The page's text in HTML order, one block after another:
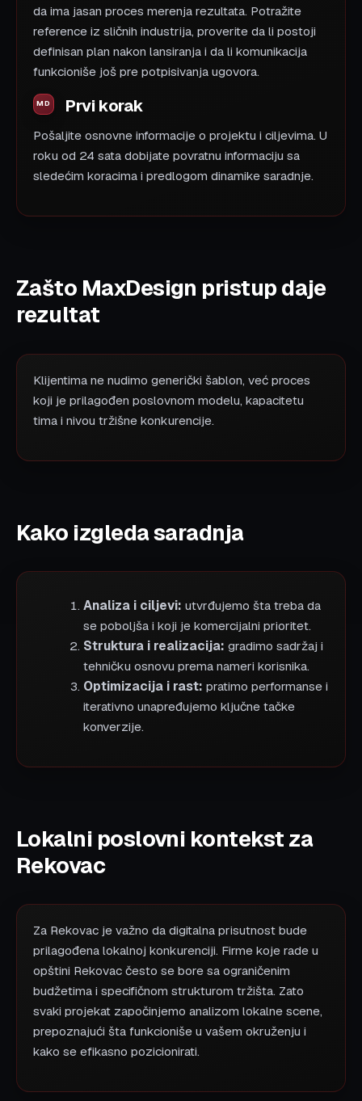
da ima jasan proces merenja rezultata. Potražite
reference iz sličnih industrija, proverite da li postoji
definisan plan nakon lansiranja i da li komunikacija
funkcioniše još pre potpisivanja ugovora.
Prvi korak
Pošaljite osnovne informacije o projektu i ciljevima. U
roku od 24 sata dobijate povratnu informaciju sa
sledećim koracima i predlogom dinamike saradnje.
Zašto MaxDesign pristup daje
rezultat
Klijentima ne nudimo generički šablon, već proces
koji je prilagođen poslovnom modelu, kapacitetu
tima i nivou tržišne konkurencije.
Kako izgleda saradnja
Analiza i ciljevi: utvrđujemo šta treba da
se poboljša i koji je komercijalni prioritet.
Struktura i realizacija: gradimo sadržaj i
tehničku osnovu prema nameri korisnika.
Optimizacija i rast: pratimo performanse i
iterativno unapređujemo ključne tačke
konverzije.
Lokalni poslovni kontekst za
Rekovac
Za Rekovac je važno da digitalna prisutnost bude
prilagođena lokalnoj konkurenciji. Firme koje rade u
opštini Rekovac često se bore sa ograničenim
budžetima i specifičnom strukturom tržišta. Zato
svaki projekat započinjemo analizom lokalne scene,
prepoznajući šta funkcioniše u vašem okruženju i
kako se efikasno pozicionirati.